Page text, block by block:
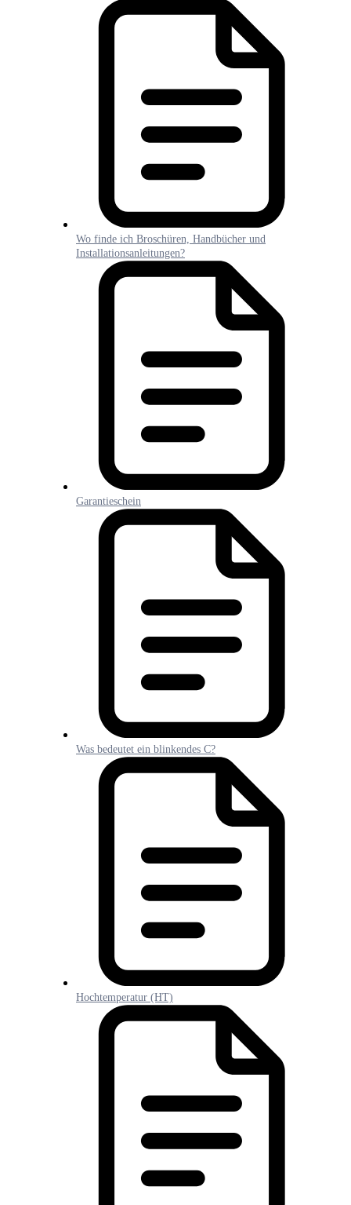
Wo finde ich Broschüren, Handbücher und
Installationsanleitungen?
Garantieschein
Was bedeutet ein blinkendes C?
Hochtemperatur (HT)